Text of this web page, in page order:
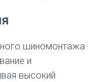
шиномонтажа
и
высокий